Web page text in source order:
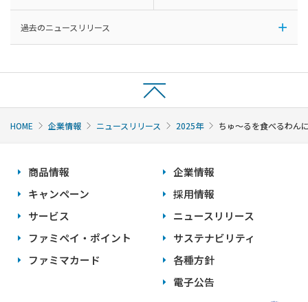
過去のニュースリリース
HOME 企業情報 ニュースリリース 2025年 ちゅ～るを食べるわん
商品情報
キャンペーン
サービス
ファミペイ・ポイント
ファミマカード
企業情報
採用情報
ニュースリリース
サステナビリティ
各種方針
電子公告